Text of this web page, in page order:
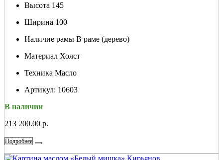
Высота 145
Ширина 100
Наличие рамы В раме (дерево)
Материал Холст
Техника Масло
Артикул: 10603
В наличии
213 200.00 р.
Подробнее